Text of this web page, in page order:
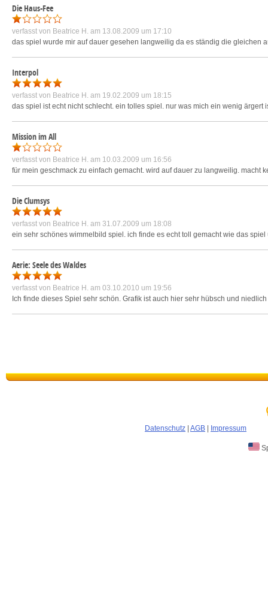
Die Haus-Fee
verfasst von Beatrice H. am 13.08.2009 um 17:10
das spiel wurde mir auf dauer gesehen langweilig da es ständig die
Interpol
verfasst von Beatrice H. am 19.02.2009 um 18:15
das spiel ist echt nicht schlecht. ein tolles spiel. nur was mich ein wenig
Mission im All
verfasst von Beatrice H. am 10.03.2009 um 16:56
für mein geschmack zu einfach gemacht. wird auf dauer zu langweilig. macht
Die Clumsys
verfasst von Beatrice H. am 31.07.2009 um 18:08
ein sehr schönes wimmelbild spiel. ich finde es echt toll gemacht wie das
Aerie: Seele des Waldes
verfasst von Beatrice H. am 03.10.2010 um 19:56
Ich finde dieses Spiel sehr schön. Grafik ist auch hier sehr hübsch und
Datenschutz AGB Impressum